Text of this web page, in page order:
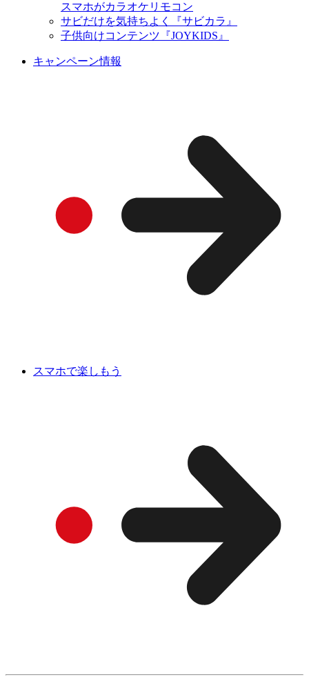
スマホがカラオケリモコン
サビだけを気持ちよく『サビカラ』
子供向けコンテンツ『JOYKIDS』
キャンペーン情報
スマホで楽しもう